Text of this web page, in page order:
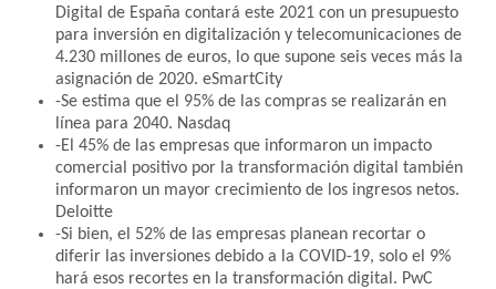
Digital de España contará este 2021 con un presupuesto
para inversión en digitalización y telecomunicaciones de
4.230 millones de euros, lo que supone seis veces más la
asignación de 2020. eSmartCity
-Se estima que el 95% de las compras se realizarán en
línea para 2040. Nasdaq
-El 45% de las empresas que informaron un impacto
comercial positivo por la transformación digital también
informaron un mayor crecimiento de los ingresos netos.
Deloitte
-Si bien, el 52% de las empresas planean recortar o
diferir las inversiones debido a la COVID-19, solo el 9%
hará esos recortes en la transformación digital. PwC